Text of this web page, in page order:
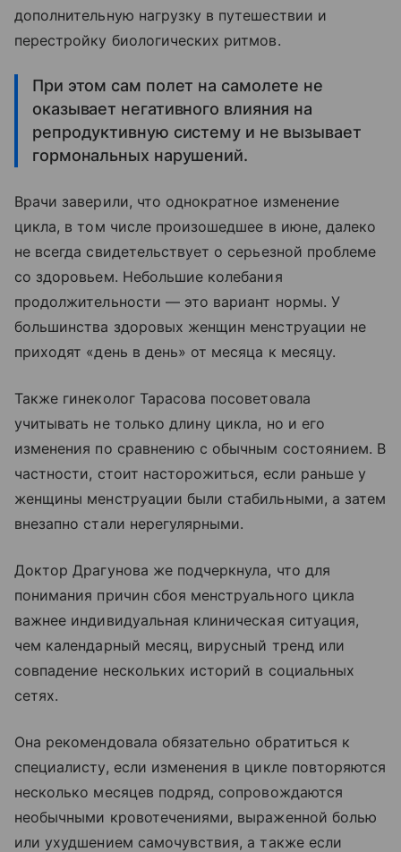
дополнительную нагрузку в путешествии и
перестройку биологических ритмов.
При этом сам полет на самолете не
оказывает негативного влияния на
репродуктивную систему и не вызывает
гормональных нарушений.
Врачи заверили, что однократное изменение
цикла, в том числе произошедшее в июне, далеко
не всегда свидетельствует о серьезной проблеме
со здоровьем. Небольшие колебания
продолжительности — это вариант нормы. У
большинства здоровых женщин менструации не
приходят «день в день» от месяца к месяцу.
Также гинеколог Тарасова посоветовала
учитывать не только длину цикла, но и его
изменения по сравнению с обычным состоянием. В
частности, стоит насторожиться, если раньше у
женщины менструации были стабильными, а затем
внезапно стали нерегулярными.
Доктор Драгунова же подчеркнула, что для
понимания причин сбоя менструального цикла
важнее индивидуальная клиническая ситуация,
чем календарный месяц, вирусный тренд или
совпадение нескольких историй в социальных
сетях.
Она рекомендовала обязательно обратиться к
специалисту, если изменения в цикле повторяются
несколько месяцев подряд, сопровождаются
необычными кровотечениями, выраженной болью
или ухудшением самочувствия, а также если